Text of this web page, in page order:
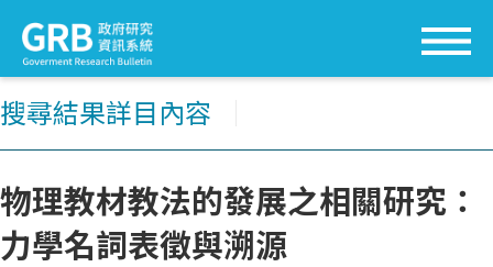
搜尋結果詳目內容
物理教材教法的發展之相關研究：
力學名詞表徵與溯源